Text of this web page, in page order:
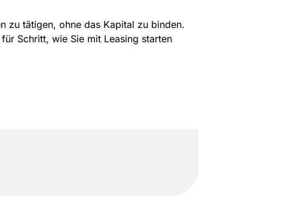
zu tätigen, ohne das Kapital zu binden.
Schritt, wie Sie mit Leasing starten